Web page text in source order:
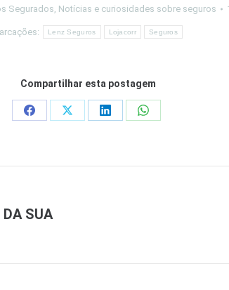
Segurados, Notícias e curiosidades sobre seguros
Lenz Seguros Lojacorr Seguros
Compartilhar esta postagem
Share
Share
Share
Share
DA SUA